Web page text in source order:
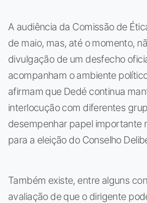
A audiência da Comissão de
de maio, mas, até o momento,
divulgação de um desfecho
acompanham o ambiente
afirmam que Dedé continua
interlocução com diferentes
desempenhar papel importante
para a eleição do Conselho
Também existe, entre alguns
avaliação de que o dirigente